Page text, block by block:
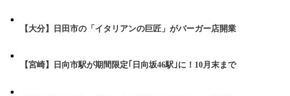
【大分】日田市の「イタリアンの巨匠」がバーガー店開業
【宮崎】日向市駅が期間限定｢日向坂46駅｣に！10月末まで